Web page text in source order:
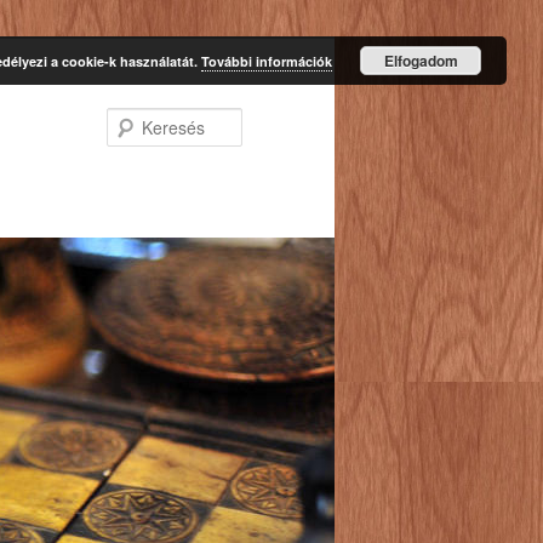
a cookie-k használatát. További információk Elfogadom